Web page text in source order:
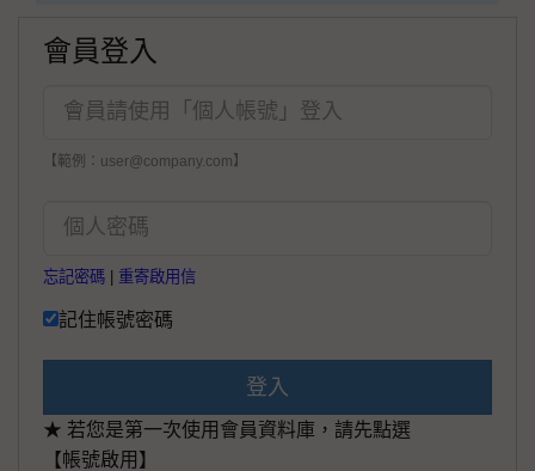
會員登入
【範例：user@company.com】
忘記密碼 重寄啟用信
記住帳號密碼
登入
★ 若您是第一次使用會員資料庫，請先點選
【帳號啟用】